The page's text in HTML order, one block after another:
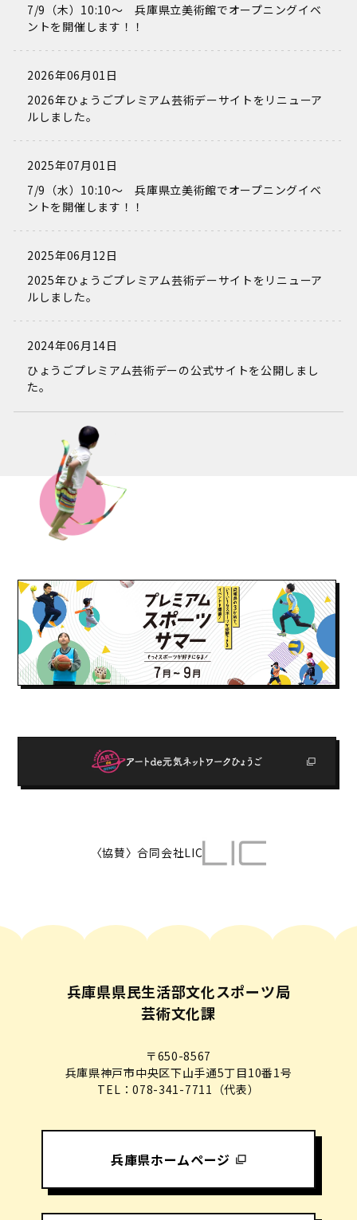
7/9（木）10:10～ 兵庫県立美術館でオープニングイベ
ントを開催します！！
2026年06月01日
2026年ひょうごプレミアム芸術デーサイトをリニューア
ルしました。
2025年07月01日
7/9（水）10:10～ 兵庫県立美術館でオープニングイベ
ントを開催します！！
2025年06月12日
2025年ひょうごプレミアム芸術デーサイトをリニューア
ルしました。
2024年06月14日
ひょうごプレミアム芸術デーの公式サイトを公開しまし
た。
〈協賛〉合同会社LIC
兵庫県県民生活部文化スポーツ局
芸術文化課
〒650-8567
兵庫県神戸市中央区下山手通5丁目10番1号
TEL：078-341-7711（代表）
兵庫県ホームページ